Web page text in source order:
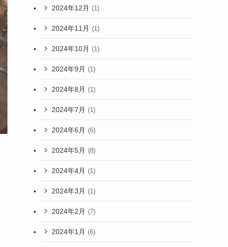
2024年12月 (1)
2024年11月 (1)
2024年10月 (1)
2024年9月 (1)
2024年8月 (1)
2024年7月 (1)
2024年6月 (6)
2024年5月 (8)
2024年4月 (1)
2024年3月 (1)
2024年2月 (7)
2024年1月 (6)